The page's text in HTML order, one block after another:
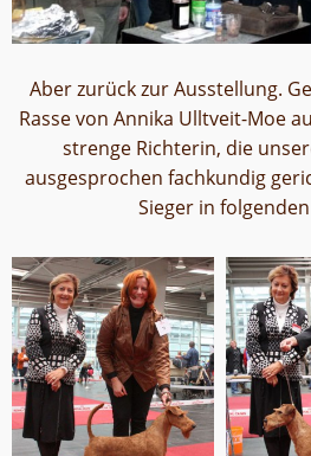
Aber zurück zur Ausstellung.
Rasse von Annika Ulltveit-Moe
strenge Richterin, die
ausgesprochen fachkundig
Sieger in